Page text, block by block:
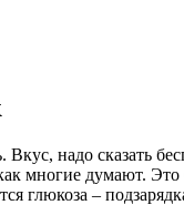
надо сказать
многие думают.
глюкоза –